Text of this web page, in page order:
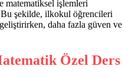
matematiksel işlemleri
Bu şekilde, ilkokul öğrencileri
daha fazla güven ve
Özel Ders